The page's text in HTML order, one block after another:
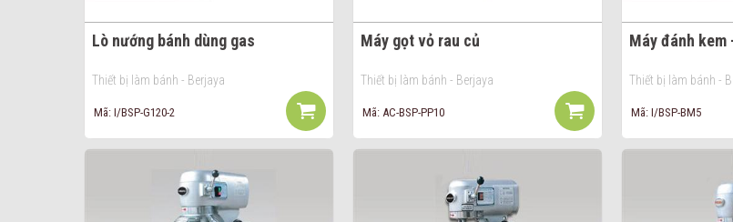
Lò nướng bánh dùng gas
Thiết bị làm bánh - Berjaya
Mã: I/BSP-G120-2
Máy gọt vỏ rau củ
Thiết bị làm bánh - Berjaya
Mã: AC-BSP-PP10
Máy đánh kem
Thiết bị làm bánh -
Mã: I/BSP-BM5